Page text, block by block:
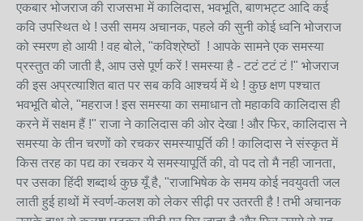
एकबार भोजराज की राजसभा में कालिदास, भवभूति, बाणभट्ट आदि कई
कवि उपस्थित थे ! उसी समय अचानक, पहले की सुनी कोई ध्वनि भोजराज
को स्मरण हो आयी ! वह बोले, "कविश्रेष्ठों ! आपके सामने एक समस्या
प्रस्तुत की जाती है, आप उसे पूर्ण करें ! समस्या है - टटं टटं टं !" भोजराज
की इस अप्रत्याशित बात पर सब कवि आश्चर्य में थे ! कुछ क्षण पश्चात
भवभूति बोले, "महराज ! इस समस्या का समाधान तो महाकवि कालिदास ही
करने में सक्षम हैं !" राजा ने कालिदास की ओर देखा ! और फिर, कालिदास ने
समस्या के तीन चरणों को रचकर समस्यापूर्ति की ! कालिदास ने संस्कृत में
किस तरह का पद्य का रचकर ये समस्यापूर्ति की, वो पद तो मै नही जानता,
पर उसका हिंदी शब्दार्थ कुछ यूँ है, "राजाभिषेक के समय कोई नवयुवती जल
लाती हुई हाथों में स्वर्ण-कलश को लेकर सीढ़ी पर उतरती है ! तभी अचानक